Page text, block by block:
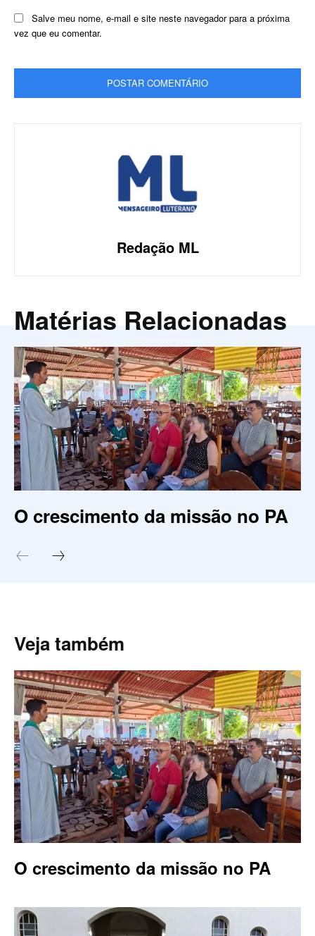
Salve meu nome, e-mail e site neste navegador para a próxima
vez que eu comentar.
Redação ML
Matérias Relacionadas
O crescimento da missão no PA
Veja também
O crescimento da missão no PA